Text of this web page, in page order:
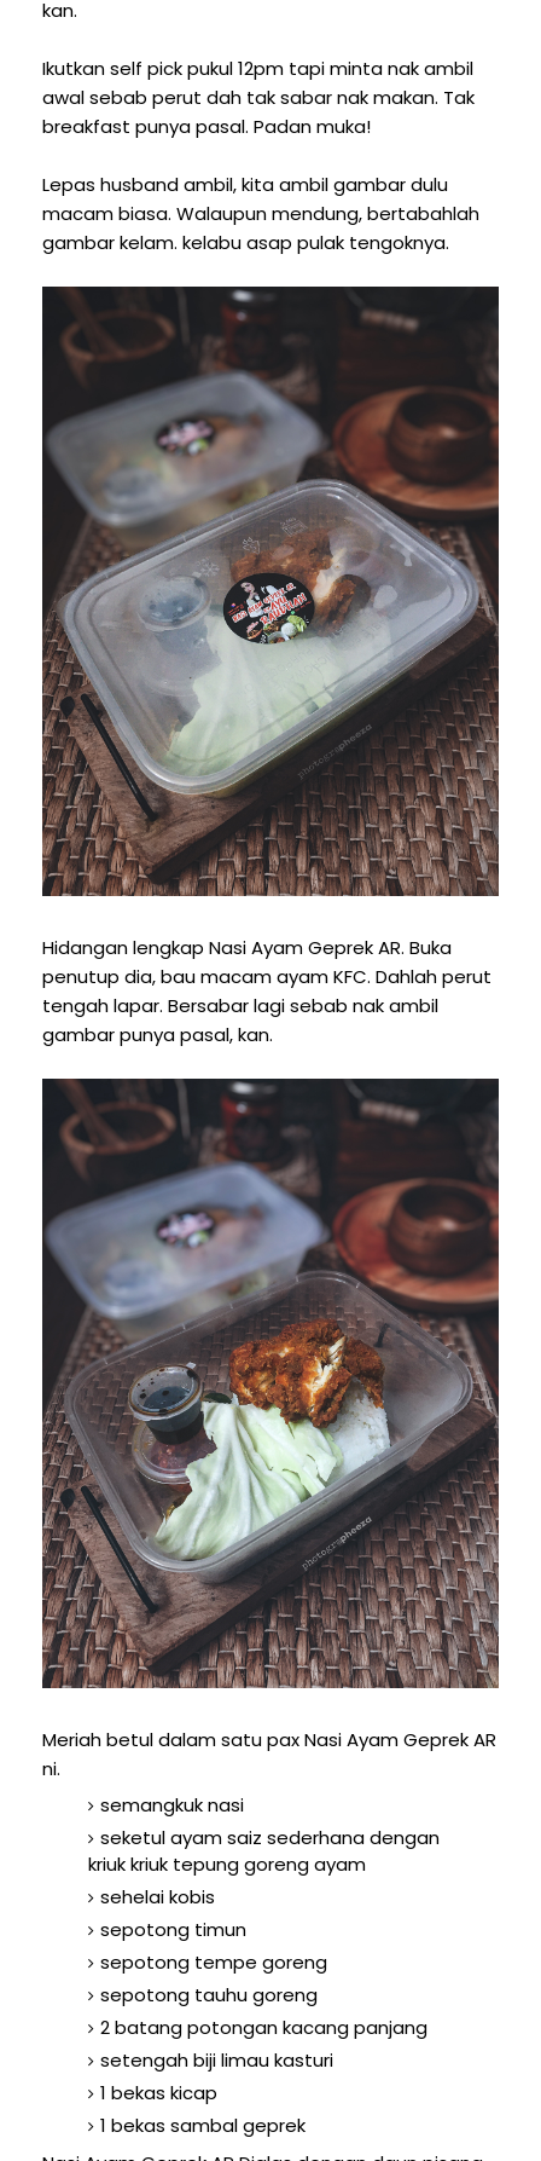
kan.
Ikutkan self pick pukul 12pm tapi minta nak ambil
awal sebab perut dah tak sabar nak makan. Tak
breakfast punya pasal. Padan muka!
Lepas husband ambil, kita ambil gambar dulu
macam biasa. Walaupun mendung, bertabahlah
gambar kelam. kelabu asap pulak tengoknya.
Hidangan lengkap Nasi Ayam Geprek AR. Buka
penutup dia, bau macam ayam KFC. Dahlah perut
tengah lapar. Bersabar lagi sebab nak ambil
gambar punya pasal, kan.
Meriah betul dalam satu pax Nasi Ayam Geprek AR
ni.
semangkuk nasi
seketul ayam saiz sederhana dengan
kriuk kriuk tepung goreng ayam
sehelai kobis
sepotong timun
sepotong tempe goreng
sepotong tauhu goreng
2 batang potongan kacang panjang
setengah biji limau kasturi
1 bekas kicap
1 bekas sambal geprek